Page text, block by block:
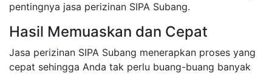
pentingnya jasa perizinan SIPA Subang.
Hasil Memuaskan dan Cepat
Jasa perizinan SIPA Subang menerapkan proses yang
cepat sehingga Anda tak perlu buang-buang banyak